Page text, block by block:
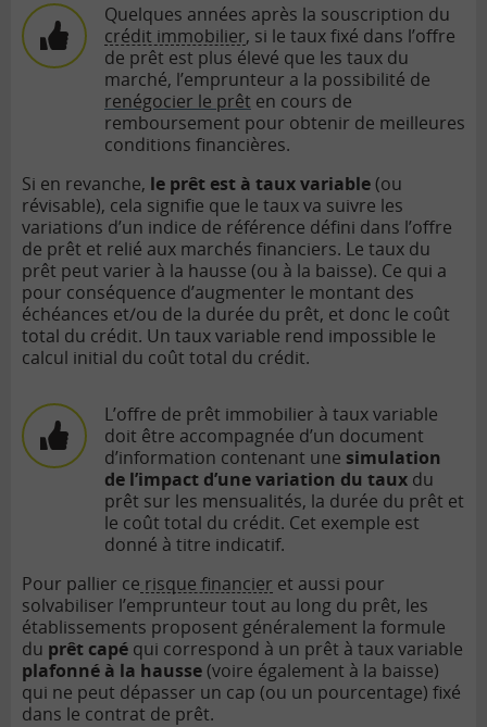
Quelques années après la souscription du
crédit immobilier, si le taux fixé dans l’offre
de prêt est plus élevé que les taux du
marché, l’emprunteur a la possibilité de
renégocier le prêt en cours de
remboursement pour obtenir de meilleures
conditions financières.
Si en revanche, le prêt est à taux variable(ou
révisable), cela signifie que le taux va suivre les
variations d’un indice de référence défini dans l’offre
de prêt et relié aux marchés financiers. Le taux du
prêt peut varier à la hausse (ou à la baisse). Ce qui a
pour conséquence d’augmenter le montant des
échéances et/ou de la durée du prêt, et donc le coût
total du crédit. Un taux variable rend impossible le
calcul initial du coût total du crédit.
L’offre de prêt immobilier à taux variable
doit être accompagnée d’un document
d’information contenant une simulation
de l’impact d’une variation du taux du
prêt sur les mensualités, la durée du prêt et
le coût total du crédit. Cet exemple est
donné à titre indicatif.
Pour pallier ce risque financier et aussi pour
solvabiliser l’emprunteur tout au long du prêt, les
établissements proposent généralement la formule
du prêt capé qui correspond à un prêt à taux variable
plafonné à la hausse(voire également à la baisse)
qui ne peut dépasser un cap (ou un pourcentage) fixé
dans le contrat de prêt.